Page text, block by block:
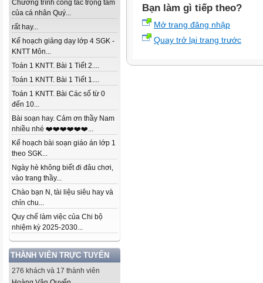
Chương trình công tác trọng tâm
của cá nhân Quý...
rất hay...
Kế hoạch giảng dạy lớp 4 SGK -
KNTT Môn...
Toán 1 KNTT. Bài 1 Tiết 2....
Toán 1 KNTT. Bài 1 Tiết 1....
Toán 1 KNTT. Bài Các số từ 0
đến 10...
Bài soạn hay. Cảm ơn thầy Nam
nhiều nhé ❤️❤️❤️❤️❤️❤️...
Kế hoạch bài soạn giáo án lớp 1
theo SGK...
Ngày hè không biết đi đâu chơi,
vào trang thầy...
Chào bạn N, tài liệu siêu hay và
chỉn chu...
Quy chế làm việc của Chi bộ
nhiệm kỳ 2025-2030...
THÀNH VIÊN TRỰC TUYẾN
276 khách và 17 thành viên
Bạn làm gì tiếp theo?
Mở trang đăng nhập
Quay trở lại trang trước